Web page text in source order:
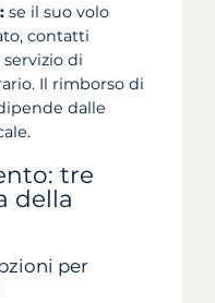
se il suo volo
contatti
di
Il rimborso di
dalle
tre
della
per